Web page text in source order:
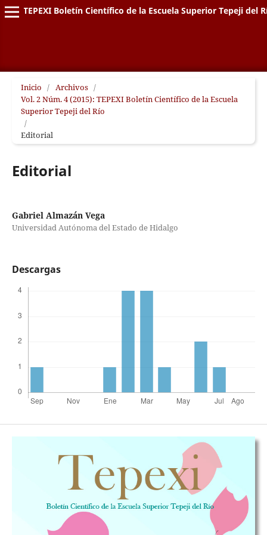
TEPEXI Boletín Científico de la Escuela Superior Tepeji del
Inicio / Archivos /
Vol. 2 Núm. 4 (2015): TEPEXI Boletín Científico de la Escuela
Superior Tepeji del Río
/
Editorial
Editorial
Gabriel Almazán Vega
Universidad Autónoma del Estado de Hidalgo
Descargas